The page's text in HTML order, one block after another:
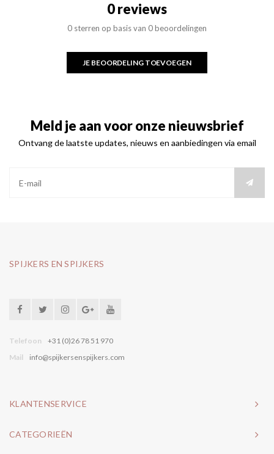
0 reviews
0 sterren op basis van 0 beoordelingen
JE BEOORDELING TOEVOEGEN
Meld je aan voor onze nieuwsbrief
Ontvang de laatste updates, nieuws en aanbiedingen via email
SPIJKERS EN SPIJKERS
Telefoon
+31 (0)26 78 51 970
Mail
info@spijkersenspijkers.com
KLANTENSERVICE
CATEGORIEËN